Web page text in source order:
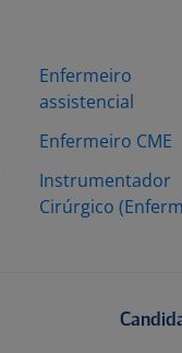
Enfermeiro
assistencial
Enfermeiro CME
Instrumentador
Cirúrgico